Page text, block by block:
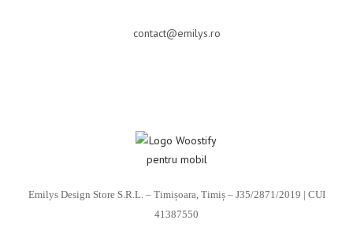
contact@emilys.ro
Emilys Design Store S.R.L. – Timișoara, Timiș – J35/2871/2019 | CUI
41387550